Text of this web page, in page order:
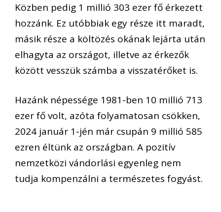
Közben pedig 1 millió 303 ezer fő érkezett
hozzánk. Ez utóbbiak egy része itt maradt,
másik része a költözés okának lejárta után
elhagyta az országot, illetve az érkezők
között vesszük számba a visszatérőket is.
Hazánk népessége 1981-ben 10 millió 713
ezer fő volt, azóta folyamatosan csökken,
2024 január 1-jén már csupán 9 millió 585
ezren éltünk az országban. A pozitív
nemzetközi vándorlási egyenleg nem
tudja kompenzálni a természetes fogyást.